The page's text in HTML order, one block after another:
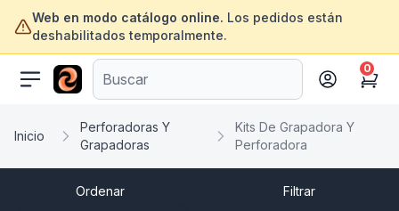
Web en modo catálogo online. Los pedidos están
deshabilitados temporalmente.
ofertasinformatica.com
Cart
0
Inicio
Perforadoras Y
Grapadoras
Kits De Grapadora Y
Perforadora
Ordenar
Filtrar